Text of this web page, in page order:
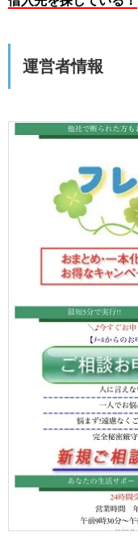
運営者情報